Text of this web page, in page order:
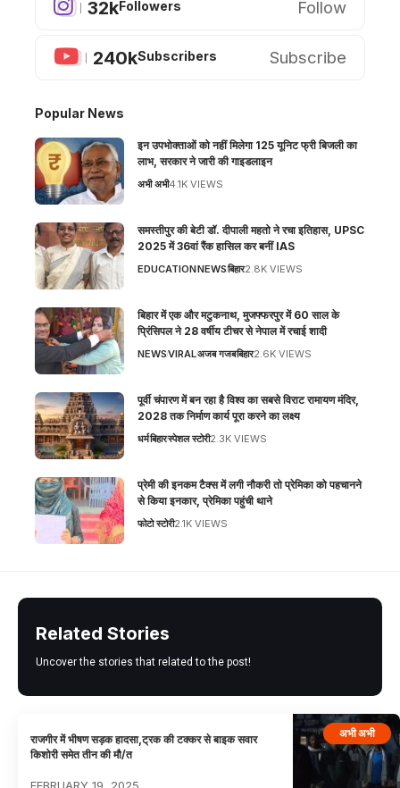
32kFollowers Follow
240kSubscribers Subscribe
Popular News
इन उपभोक्ताओं को नहीं मिलेगा 125 यूनिट फ्री बिजली का
लाभ, सरकार ने जारी की गाइडलाइन
अभी अभी4.1K VIEWS
समस्तीपुर की बेटी डॉ. दीपाली महतो ने रचा इतिहास, UPSC
2025 में 36वां रैंक हासिल कर बनीं IAS
EDUCATIONNEWSबिहार2.8K VIEWS
बिहार में एक और मटुकनाथ, मुजफ्फरपुर में 60 साल के
प्रिंसिपल ने 28 वर्षीय टीचर से नेपाल में रचाई शादी
NEWSVIRALअजब गजबबिहार2.6K VIEWS
पूर्वी चंपारण में बन रहा है विश्व का सबसे विराट रामायण मंदिर,
2028 तक निर्माण कार्य पूरा करने का लक्ष्य
धर्मबिहारस्पेशल स्टोरी2.3K VIEWS
प्रेमी की इनकम टैक्स में लगी नौकरी तो प्रेमिका को पहचानने
से किया इनकार, प्रेमिका पहुंची थाने
फोटो स्टोरी2.1K VIEWS
Related Stories
Uncover the stories that related to the post!
अभी अभी
राजगीर में भीषण सड़क हादसा,ट्रक की टक्कर से बाइक सवार
किशोरी समेत तीन की मौ/त